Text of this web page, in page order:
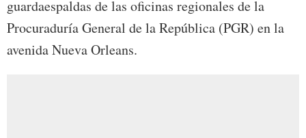
guardaespaldas de las oficinas regionales de la
Procuraduría General de la República (PGR) en la
avenida Nueva Orleans.